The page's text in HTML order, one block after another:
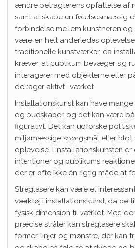
ændre betragterens opfattelse af
samt at skabe en følelsesmæssig
forbindelse mellem kunstneren og
være en helt anderledes
traditionelle kunstværker, da
kræver, at publikum bevæger sig
interagerer med objekterne eller
deltager aktivt i værket.
Installationskunst kan have
og budskaber, og det kan være
figurativt. Det kan udforske
miljømæssige spørgsmål eller
oplevelse. I installationskunsten er
intentioner og publikums
der er ofte ikke én rigtig måde at
Streglasere kan være et
værktøj i installationskunst, da de
fysisk dimension til værket. Med
præcise stråler kan streglasere
former, linjer og mønstre, der kan